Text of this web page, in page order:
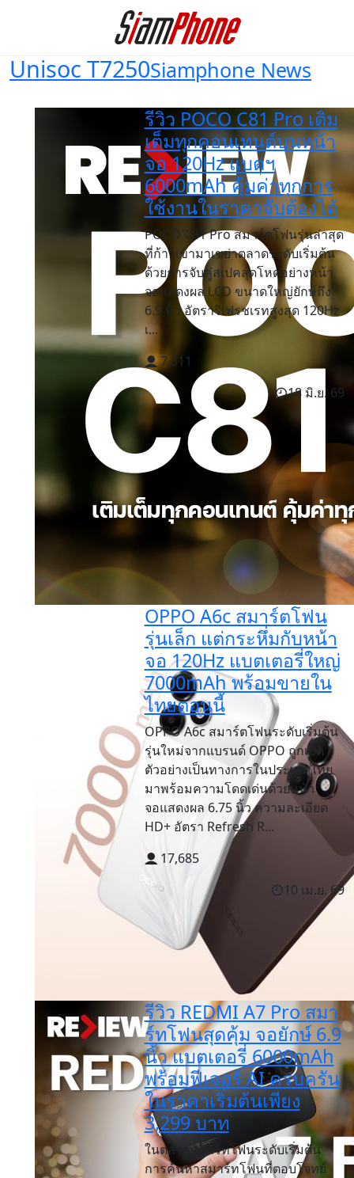
Unisoc T7250Siamphone News
รีวิว POCO C81 Pro เติม
เต็มทุกคอนเทนต์บนหน้า
จอ 120Hz แบตฯ
6000mAh คุ้มค่าทุกการ
ใช้งานในราคาจับต้องได้
POCO C81 Pro สมาร์ตโฟนรุ่นล่าสุด
ที่ก้าวเข้ามาเขย่าตลาดระดับเริ่มต้น
ด้วยการจับคู่สเปคสุดโหดอย่างหน้า
จอแสดงผล LCD ขนาดใหญ่ยักษ์ถึง
6.9 นิ้ว อัตรารีเฟรชเรทสูงสุด 120Hz
เ...
7,311
18 มิ.ย. 69
OPPO A6c สมาร์ตโฟน
รุ่นเล็ก แต่กระหึ่มกับหน้า
จอ 120Hz แบตเตอรี่ใหญ่
7000mAh พร้อมขายใน
ไทยตอนนี้
OPPO A6c สมาร์ตโฟนระดับเริ่มต้น
รุ่นใหม่จากแบรนด์ OPPO ถูกเปิด
ตัวอย่างเป็นทางการในประเทศไทย
มาพร้อมความโดดเด่นด้วยหน้า
จอแสดงผล 6.75 นิ้ว ความละเอียด
HD+ อัตรา Refresh R...
17,685
10 เม.ย. 69
รีวิว REDMI A7 Pro สมา
ร์ทโฟนสุดคุ้ม จอยักษ์ 6.9
นิ้ว แบตเตอรี่ 6000mAh
พร้อมฟีเจอร์ AI ครบครัน
ในราคาเริ่มต้นเพียง
3,299 บาท
ในตลาดสมาร์ทโฟนระดับเริ่มต้น
การค้นหาสมาร์ทโฟนที่ตอบโจทย์